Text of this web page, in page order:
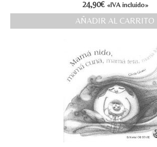
24,90€ «IVA incluido»
AÑADIR AL CARRITO